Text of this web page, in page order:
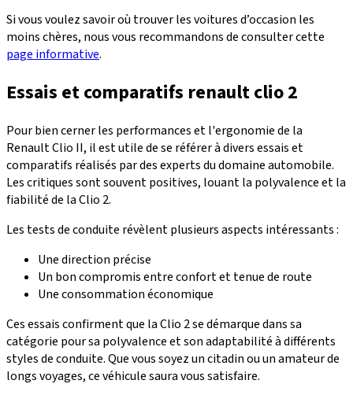
Si vous voulez savoir où trouver les voitures d’occasion les
moins chères, nous vous recommandons de consulter cette
page informative.
Essais et comparatifs renault clio 2
Pour bien cerner les performances et l'ergonomie de la
Renault Clio II, il est utile de se référer à divers essais et
comparatifs réalisés par des experts du domaine automobile.
Les critiques sont souvent positives, louant la polyvalenceet la
fiabilitéde la Clio 2.
Les tests de conduite révèlent plusieurs aspects intéressants :
Une direction précise
Un bon compromis entre confort et tenue de route
Une consommation économique
Ces essais confirment que la Clio 2 se démarque dans sa
catégorie pour sa polyvalence et son adaptabilité à différents
styles de conduite. Que vous soyez un citadin ou un amateur de
longs voyages, ce véhicule saura vous satisfaire.